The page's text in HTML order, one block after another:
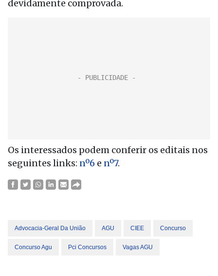
devidamente comprovada.
Os interessados podem conferir os editais nos
seguintes links: nº6 e nº7.
Advocacia-Geral Da União AGU CIEE Concurso
Concurso Agu Pci Concursos Vagas AGU